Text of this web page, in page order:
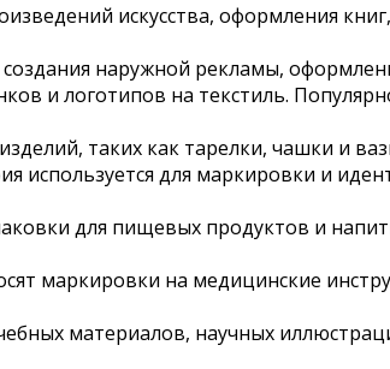
искусства, оформления
наружной рекламы,
и логотипов на текстиль.
таких как тарелки, чашки и
используется для маркировки и
для пищевых продуктов и
маркировки на медицинские
материалов, научных